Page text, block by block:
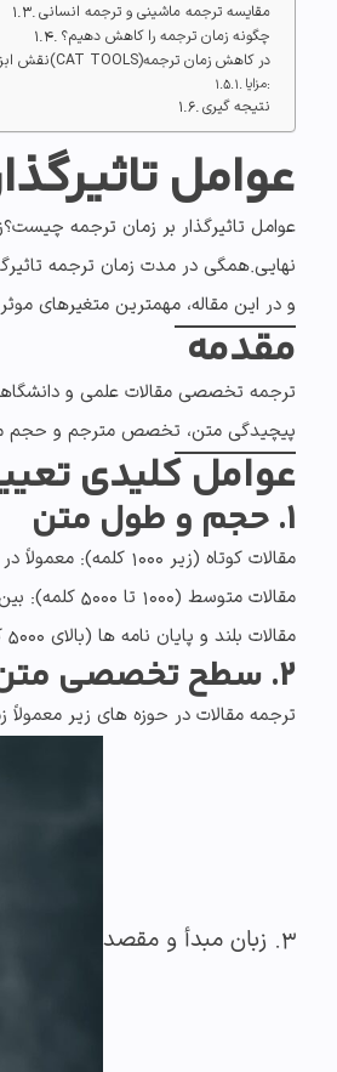
مقایسه ترجمه ماشینی و ترجمه انسانی
چگونه زمان ترجمه را کاهش دهیم؟
نقش ابزارهای کمک مترجم(CAT TOOLS)در کاهش زمان ترجمه
مزایا:
نتیجه گیری
عوامل
عوامل تاثیرگذار بر زمان ترجمه
نهایی.همگی در مدت زمان ترجمه
و در این مقاله، مهمترین متغیرهای
مقدمه
ترجمه تخصصی مقالات علمی و
پیچیدگی متن، تخصص مترجم و حجم
عوامل کلیدی
1. حجم و طول متن
مقالات کوتاه (زیر 1000 کلمه): معمولاً در بازه 1 تا 2 روز ترجمه میشوند.
مقالات متوسط (1000 تا 5000 کلمه): بین 3 تا 7 روز زمان نیاز دارند.
مقالات بلند و پایان نامه ها (بالای 5000 کلمه): ممکن است تا 2 هفته یا بیشتر طول بکشند.
2. سطح تخصصی متن
ترجمه مقالات در حوزه های زیر معمولاً
3. زبان مبدأ و مقصد